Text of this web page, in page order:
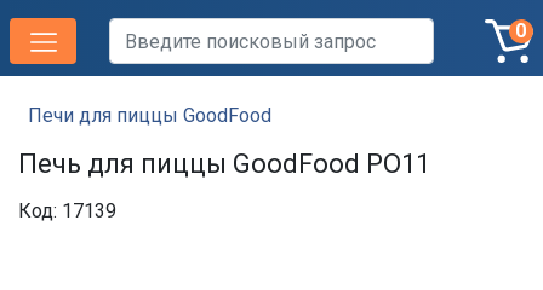
0
Печи для пиццы GoodFood
Печь для пиццы GoodFood PO11
Код: 17139